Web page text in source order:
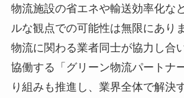
物流施設の省エネや輸送効率化な
ルな観点での可能性は無限にあり
物流に関わる業者同士が協力し合
協働する「グリーン物流パートナ
り組みも推進し、業界全体で解決